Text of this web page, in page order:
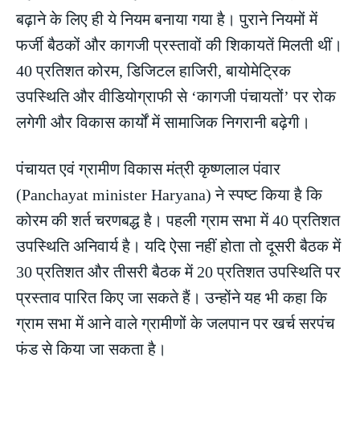
बढ़ाने के लिए ही ये नियम बनाया गया है। पुराने नियमों में
फर्जी बैठकों और कागजी प्रस्तावों की शिकायतें मिलती थीं।
40 प्रतिशत कोरम, डिजिटल हाजिरी, बायोमेट्रिक
उपस्थिति और वीडियोग्राफी से ‘कागजी पंचायतों’ पर रोक
लगेगी और विकास कार्यों में सामाजिक निगरानी बढ़ेगी।
पंचायत एवं ग्रामीण विकास मंत्री कृष्णलाल पंवार
(Panchayat minister Haryana) ने स्पष्ट किया है कि
कोरम की शर्त चरणबद्ध है। पहली ग्राम सभा में 40 प्रतिशत
उपस्थिति अनिवार्य है। यदि ऐसा नहीं होता तो दूसरी बैठक में
30 प्रतिशत और तीसरी बैठक में 20 प्रतिशत उपस्थिति पर
प्रस्ताव पारित किए जा सकते हैं। उन्होंने यह भी कहा कि
ग्राम सभा में आने वाले ग्रामीणों के जलपान पर खर्च सरपंच
फंड से किया जा सकता है।